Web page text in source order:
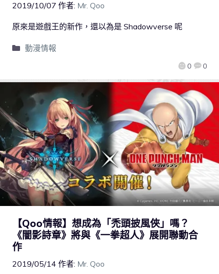
2019/10/07 作者: Mr. Qoo
0 0
原來是遊戲王的新作，還以為是 Shadowverse 呢
動漫情報
【Qoo情報】想成為「禿頭披風俠」嗎？
《闇影詩章》將與《一拳超人》展開聯動合
作
2019/05/14 作者: Mr. Qoo